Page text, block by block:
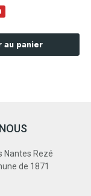
au panier
Nantes Rezé
de 1871